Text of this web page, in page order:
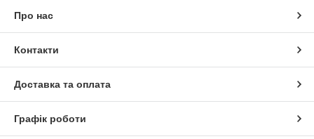
Про нас
Контакти
Доставка та оплата
Графік роботи